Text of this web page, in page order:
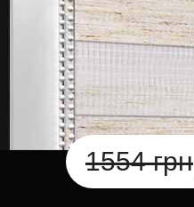
1554 грн